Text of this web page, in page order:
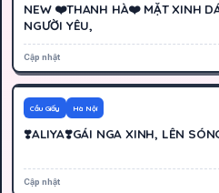
NEW ❤️THANH HÀ❤️ MẶT XINH
NGƯỜI YÊU,
Cập nhật
4000K
Cầu Giấy Hà Nội
❣️ALIYA❣️GÁI NGA XINH, LÊN
Cập nhật